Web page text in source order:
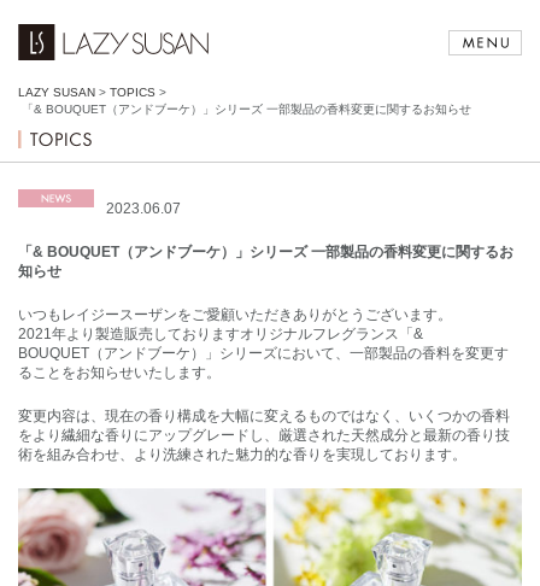
LAZY SUSAN > TOPICS >
「& BOUQUET（アンドブーケ）」シリーズ 一部製品の香料変更に関するお知らせ
2023.06.07
「& BOUQUET（アンドブーケ）」シリーズ 一部製品の香料変更に関するお
知らせ
いつもレイジースーザンをご愛顧いただきありがとうございます。
2021年より製造販売しておりますオリジナルフレグランス「&
BOUQUET（アンドブーケ）」シリーズにおいて、一部製品の香料を変更す
ることをお知らせいたします。
変更内容は、現在の香り構成を大幅に変えるものではなく、いくつかの香料
をより繊細な香りにアップグレードし、厳選された天然成分と最新の香り技
術を組み合わせ、より洗練された魅力的な香りを実現しております。